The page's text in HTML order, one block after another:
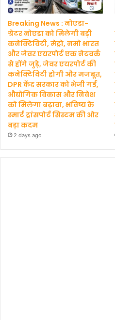
Breaking News : नोएडा-
ग्रेटर नोएडा को मिलेगी बड़ी
कनेक्टिविटी, मेट्रो, नमो भारत
और जेवर एयरपोर्ट एक नेटवर्क
से होंगे जुड़े, जेवर एयरपोर्ट की
कनेक्टिविटी होगी और मजबूत,
DPR केंद्र सरकार को भेजी गई,
औद्योगिक विकास और निवेश
को मिलेगा बढ़ावा, भविष्य के
स्मार्ट ट्रांसपोर्ट सिस्टम की ओर
बड़ा कदम
2 days ago